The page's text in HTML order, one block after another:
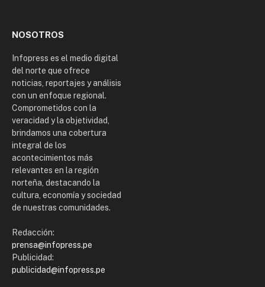
NOSOTROS
Infopress es el medio digital
del norte que ofrece
noticias, reportajes y análisis
con un enfoque regional.
Comprometidos con la
veracidad y la objetividad,
brindamos una cobertura
integral de los
acontecimientos más
relevantes en la región
norteña, destacando la
cultura, economía y sociedad
de nuestras comunidades.
Redacción:
prensa@infopress.pe
Publicidad:
publicidad@infopress.pe